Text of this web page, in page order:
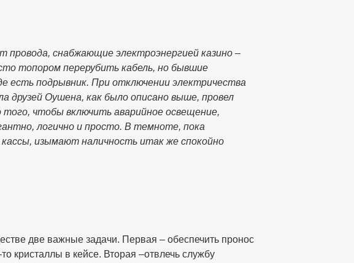
провода, снабжающие электроэнергией казино –
топором перерубить кабель, но бывшие
есть подрывник. При отключении электричества
друзей Оушена, как было описано выше, провел
чтобы включить аварийное освещение,
логично и просто. В темноте, пока
изымают наличность итак же спокойно
две важные задачи. Первая – обеспечить пронос
кристаллы в кейсе. Вторая –отвлечь службу